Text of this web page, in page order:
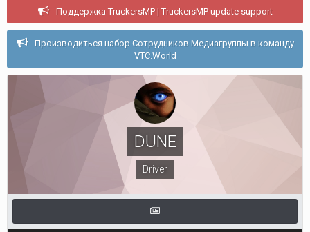
Поддержка TruckersMP | TruckersMP update support
Производиться набор Сотрудников Медиагруппы в команду
VTC.World
DUNE
Driver